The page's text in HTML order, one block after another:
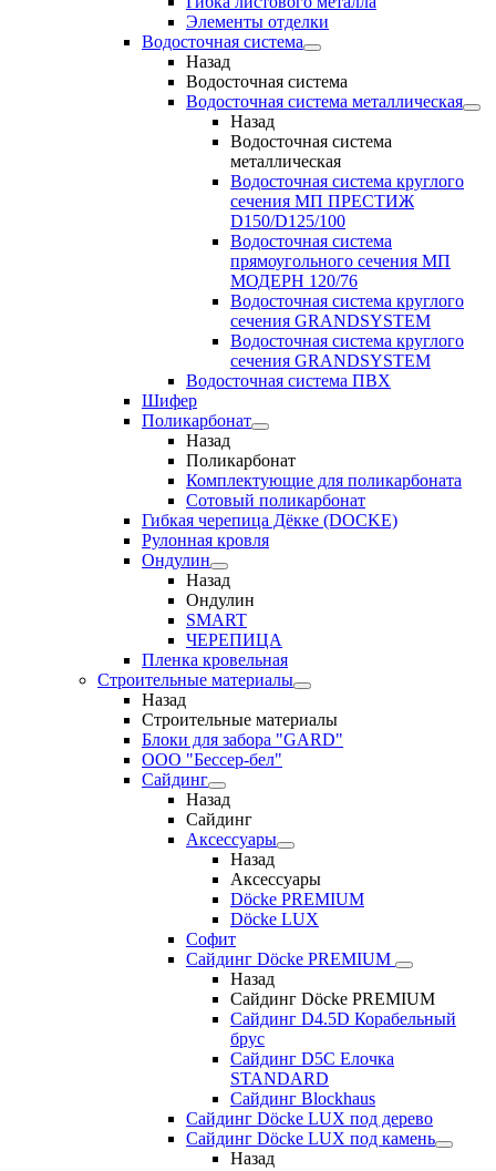
Элементы отделки
Водосточная система
Назад
Водосточная система
Водосточная система металлическая
Назад
Водосточная система
металлическая
Водосточная система круглого
сечения МП ПРЕСТИЖ
D150/D125/100
Водосточная система
прямоугольного сечения МП
МОДЕРН 120/76
Водосточная система круглого
сечения GRANDSYSTEM
Водосточная система круглого
сечения GRANDSYSTEM
Водосточная система ПВХ
Шифер
Поликарбонат
Назад
Поликарбонат
Комплектующие для поликарбоната
Сотовый поликарбонат
Гибкая черепица Дёкке (DOCKE)
Рулонная кровля
Ондулин
Назад
Ондулин
SMART
ЧЕРЕПИЦА
Пленка кровельная
Строительные материалы
Назад
Строительные материалы
Блоки для забора "GARD"
ООО "Бессер-бел"
Сайдинг
Назад
Сайдинг
Аксессуары
Назад
Аксессуары
Döcke PREMIUM
Döcke LUX
Софит
Сайдинг Döcke PREMIUM
Назад
Сайдинг Döcke PREMIUM
Сайдинг D4.5D Корабельный
брус
Сайдинг D5С Елочка
STANDARD
Сайдинг Blockhaus
Сайдинг Döcke LUX под дерево
Сайдинг Döcke LUX под камень
Назад